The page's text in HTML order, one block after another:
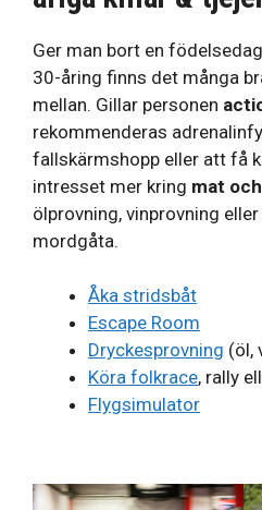
Ger man bort en
30-åring finns det många
mellan. Gillar personen
rekommenderas
fallskärmshopp eller att få
intresset mer kring mat
ölprovning, vinprovning
mordgåta.
Åka stridsbåt
Escape Room
Dryckesprovning (öl,
Köra folkrace, rally
Flygsimulator